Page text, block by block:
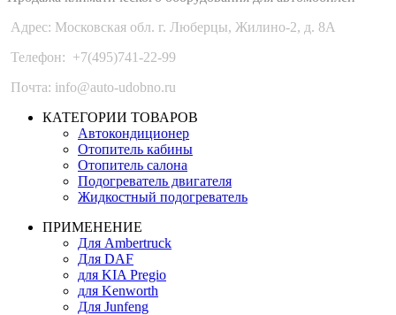
Адрес: Московская обл. г. Люберцы, Жилино-2, д. 8A
Телефон: +7(495)741-22-99
Почта: info@auto-udobno.ru
КАТЕГОРИИ ТОВАРОВ
Автокондиционер
Отопитель кабины
Отопитель салона
Подогреватель двигателя
Жидкостный подогреватель
ПРИМЕНЕНИЕ
Для Ambertruck
Для DAF
для KIA Pregio
для Kenworth
Для Junfeng